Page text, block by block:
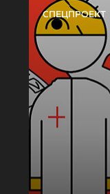
СПЕЦПРОЕКТ